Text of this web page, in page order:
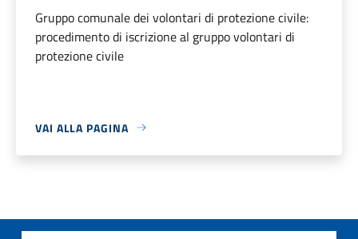
Gruppo comunale dei volontari di protezione civile:
procedimento di iscrizione al gruppo volontari di
protezione civile
VAI ALLA PAGINA